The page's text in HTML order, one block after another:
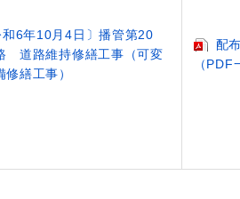
和6年10月4日〕播管第20
道路維持修繕工事（可変
繕工事）
配
（PDF